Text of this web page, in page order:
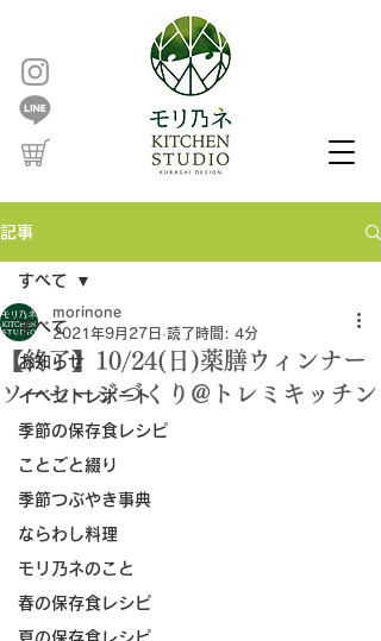
記事
すべて
お知らせ
イベントレポート
季節の保存食レシピ
ことごと綴り
季節つぶやき事典
ならわし料理
モリ乃ネのこと
春の保存食レシピ
夏の保存食レシピ
すべて
【終了】10/24(日)薬膳ウィンナー
ソーセージづくり@トレミキッチン
morinone
2021年9月27日 読了時間: 4分